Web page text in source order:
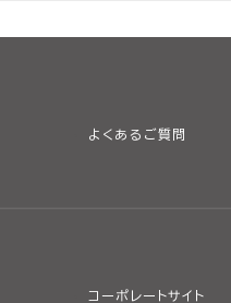
よくあるご質問
コーポレートサイト